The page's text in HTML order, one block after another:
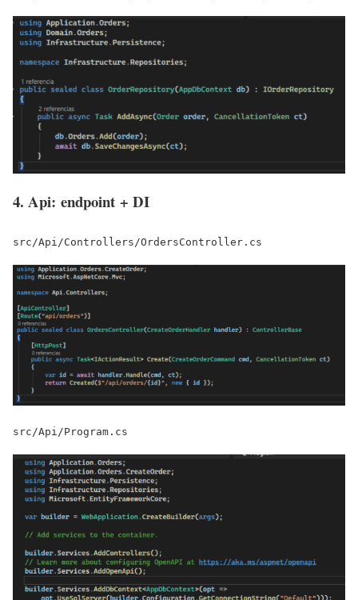
4. Api: endpoint + DI
src/Api/Controllers/OrdersController.cs
src/Api/Program.cs